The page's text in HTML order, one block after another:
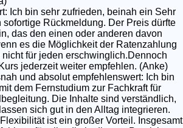
Ich bin sehr zufrieden, beinah ein Sehr
sofortige Rückmeldung. Der Preis dürfte
das den einen oder anderen davon
es die Möglichkeit der Ratenzahlung
für jeden erschwinglich.Dennoch
jederzeit weiter empfehlen. (Anke)
und absolut empfehlenswert: Ich bin
dem Fernstudium zur Fachkraft für
Die Inhalte sind verständlich,
sich gut in den Alltag integrieren.
ist ein großer Vorteil. Insgesamt